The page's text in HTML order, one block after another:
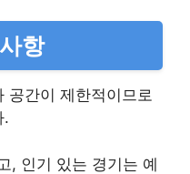
항
공간이 제한적이므로
.
, 인기 있는 경기는 예